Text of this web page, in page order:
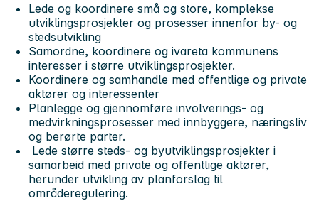
Lede og koordinere små og store, komplekse
utviklingsprosjekter og prosesser innenfor by- og
stedsutvikling
Samordne, koordinere og ivareta kommunens
interesser i større utviklingsprosjekter.
Koordinere og samhandle med offentlige og private
aktører og interessenter
Planlegge og gjennomføre involverings- og
medvirkningsprosesser med innbyggere, næringsliv
og berørte parter.
Lede større steds- og byutviklingsprosjekter i
samarbeid med private og offentlige aktører,
herunder utvikling av planforslag til
områderegulering.